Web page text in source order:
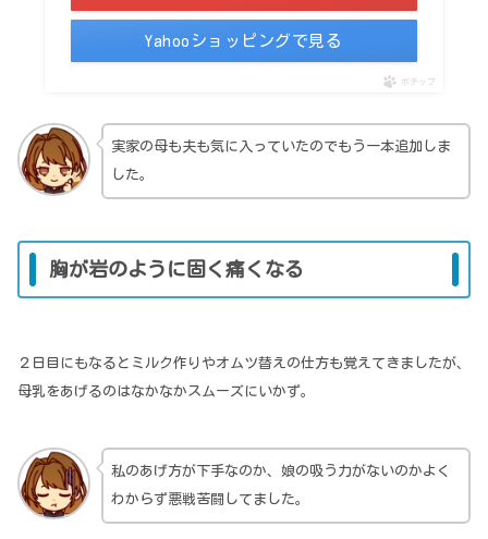
Yahooショッピングで見る
ポチップ
実家の母も夫も気に入っていたのでもう一本追加しま
した。
胸が岩のように固く痛くなる
２日目にもなるとミルク作りやオムツ替えの仕方も覚えてきましたが、
母乳をあげるのはなかなかスムーズにいかず。
私のあげ方が下手なのか、娘の吸う力がないのかよく
わからず悪戦苦闘してました。